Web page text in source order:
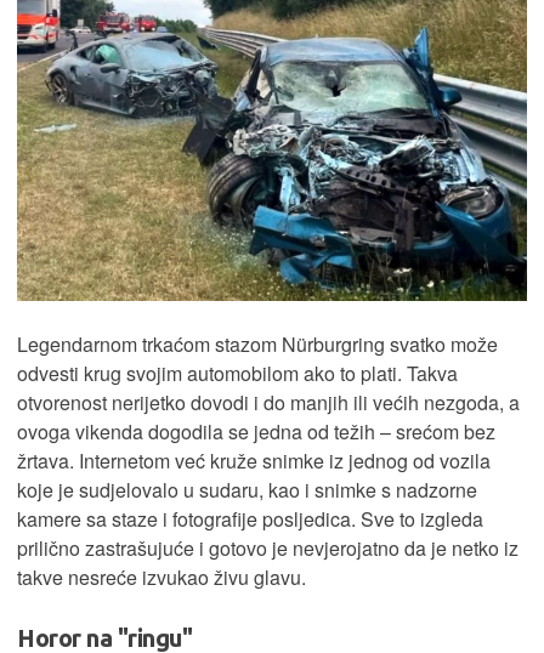
Legendarnom trkaćom stazom Nürburgring svatko može
odvesti krug svojim automobilom ako to plati. Takva
otvorenost nerijetko dovodi i do manjih ili većih nezgoda, a
ovoga vikenda dogodila se jedna od težih – srećom bez
žrtava. Internetom već kruže snimke iz jednog od vozila
koje je sudjelovalo u sudaru, kao i snimke s nadzorne
kamere sa staze i fotografije posljedica. Sve to izgleda
prilično zastrašujuće i gotovo je nevjerojatno da je netko iz
takve nesreće izvukao živu glavu.
Horor na "ringu"